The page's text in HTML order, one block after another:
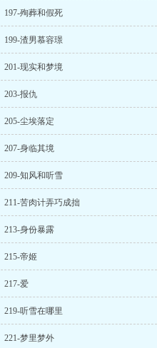
197-殉葬和假死
199-渣男慕容璟
201-现实和梦境
203-报仇
205-尘埃落定
207-身临其境
209-知风和听雪
211-苦肉计弄巧成拙
213-身份暴露
215-帝姬
217-爱
219-听雪在哪里
221-梦里梦外